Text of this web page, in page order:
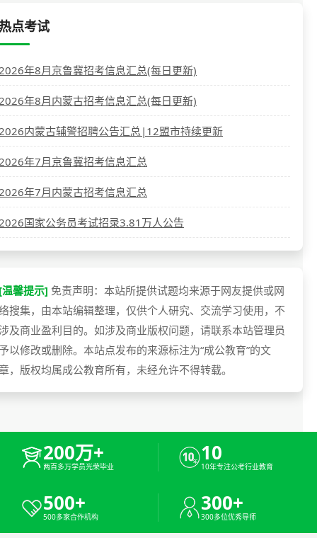
点考试
年8月京鲁冀招考信息汇总(每日更新)
年8月内蒙古招考信息汇总(每日更新)
内蒙古辅警招聘公告汇总|12盟市持续更新
年7月京鲁冀招考信息汇总
年7月内蒙古招考信息汇总
国家公务员考试招录3.81万人公告
馨提示] 免责声明：本站所提供试题均来源于网友提供或网
搜集，由本站编辑整理，仅供个人研究、交流学习使用，不
及商业盈利目的。如涉及商业版权问题，请联系本站管理员
以修改或删除。本站点发布的来源标注为“成公教育”的文
，版权均属成公教育所有，未经允许不得转载。
200万+
两百多万学员光荣毕业
10
10年专注公考行业教育
500+
500多家合作机构
300+
300多位优秀导师